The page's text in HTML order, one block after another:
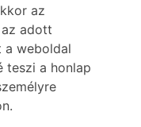
az
adott
a weboldal
teszi a honlap